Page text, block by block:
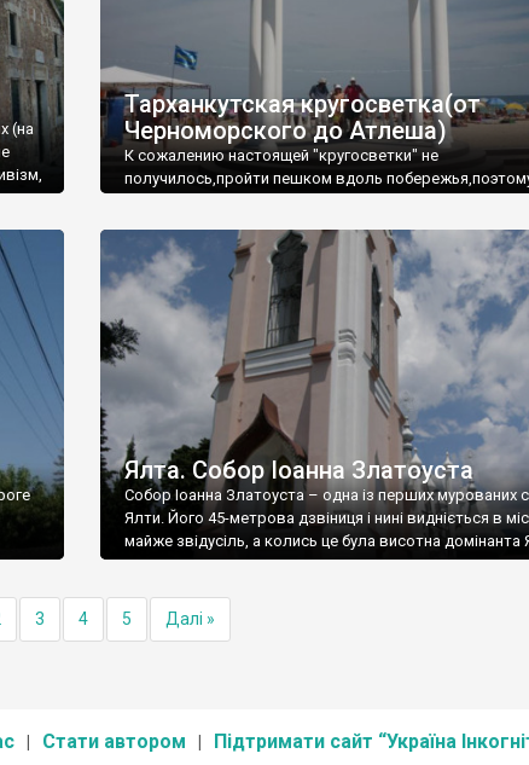
(на
Тарханкутская кругосветка(от
Черноморского до Атлеша)
К сожалению настоящей "кругосветки" не
получилось,пройти пешком вдоль
Ялта. Собор Іоанна Златоуста
Собор Іоанна Златоуста – одна із перших мурованих
Ялти. Його 45-метрова дзвіниця і нині видніється в
майже звідусіль, а колись це була висотна домінанта
3 4 5 Далі »
Стати автором Підтримати сайт “Україна